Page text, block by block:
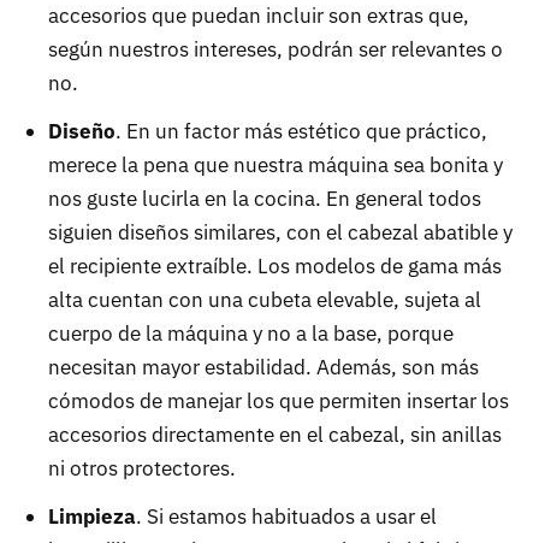
accesorios que puedan incluir son extras que,
según nuestros intereses, podrán ser relevantes o
no.
Diseño. En un factor más estético que práctico,
merece la pena que nuestra máquina sea bonita y
nos guste lucirla en la cocina. En general todos
siguien diseños similares, con el cabezal abatible y
el recipiente extraíble. Los modelos de gama más
alta cuentan con una cubeta elevable, sujeta al
cuerpo de la máquina y no a la base, porque
necesitan mayor estabilidad. Además, son más
cómodos de manejar los que permiten insertar los
accesorios directamente en el cabezal, sin anillas
ni otros protectores.
Limpieza. Si estamos habituados a usar el